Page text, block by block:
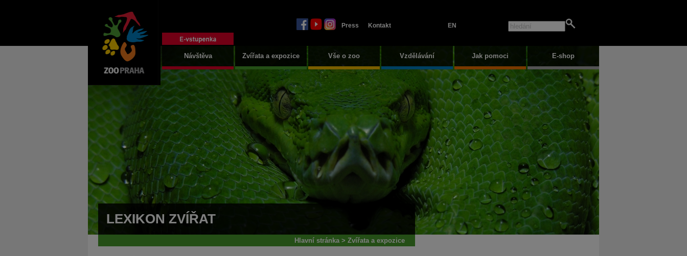
Press Kontakt EN
Návštěva Zvířata a expozice Vše o zoo Vzdělávání Jak pomoci E-shop
LEXIKON ZVÍŘAT
LEXIKON ZVÍŘAT
Hlavní stránka> Zvířata a expozice